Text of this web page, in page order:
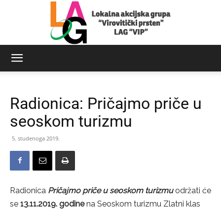
Virovitički
Radionica: Pričajmo priče u
seoskom turizmu
5. studenoga 2019.
Radionica Pričajmo priče u seoskom turizmuodržati će
se 13.11.2019. godinena Seoskom turizmu Zlatni klas